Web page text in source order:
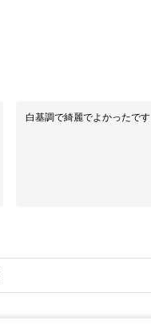
白基調で綺麗でよかったです